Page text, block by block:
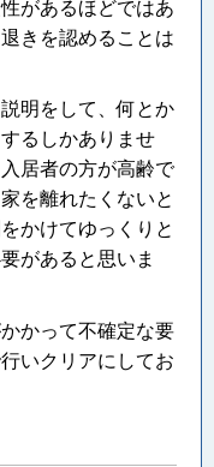
があるほどではあ
きを認めることは
明をして、何とか
るしかありませ
居者の方が高齢で
を離れたくないと
かけてゆっくりと
があると思いま
かって不確定な要
いクリアにしてお